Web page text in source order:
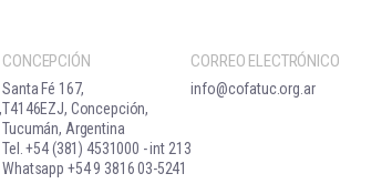
CONCEPCIÓN
Santa Fé 167,
T4146EZJ, Concepción,
Tucumán, Argentina
Tel. +54 (381) 4531000 - int 213
Whatsapp +54 9 3816 03-5241
CORREO ELECTRÓNICO
info@cofatuc.org.ar